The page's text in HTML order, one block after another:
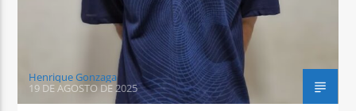
Henrique Gonzaga
19 DE AGOSTO DE 2025